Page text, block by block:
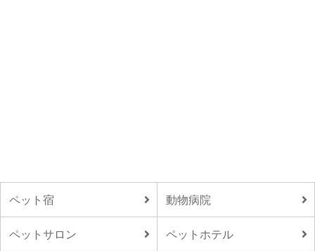
ペット宿 動物病院
ペットサロン ペットホテル